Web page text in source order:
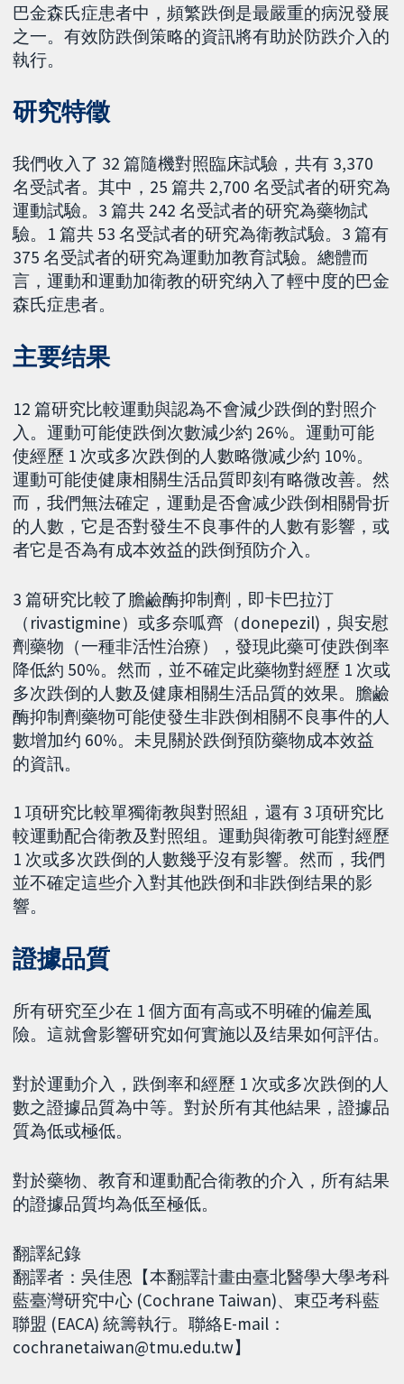
巴金森氏症患者中，頻繁跌倒是最嚴重的病況發展
之一。有效防跌倒策略的資訊將有助於防跌介入的
執行。
研究特徵
我們收入了 32 篇隨機對照臨床試驗，共有 3,370
名受試者。其中，25 篇共 2,700 名受試者的研究為
運動試驗。3 篇共 242 名受試者的研究為藥物試
驗。1 篇共 53 名受試者的研究為衛教試驗。3 篇有
375 名受試者的研究為運動加教育試驗。總體而
言，運動和運動加衛教的研究纳入了輕中度的巴金
森氏症患者。
主要结果
12 篇研究比較運動與認為不會減少跌倒的對照介
入。運動可能使跌倒次數減少約 26%。運動可能
使經歷 1 次或多次跌倒的人數略微减少約 10%。
運動可能使健康相關生活品質即刻有略微改善。然
而，我們無法確定，運動是否會减少跌倒相關骨折
的人數，它是否對發生不良事件的人數有影響，或
者它是否為有成本效益的跌倒預防介入。
3 篇研究比較了膽鹼酶抑制劑，即卡巴拉汀
（rivastigmine）或多奈呱齊（donepezil)，與安慰
劑藥物（一種非活性治療），發現此藥可使跌倒率
降低約 50%。然而，並不確定此藥物對經歷 1 次或
多次跌倒的人數及健康相關生活品質的效果。膽鹼
酶抑制劑藥物可能使發生非跌倒相關不良事件的人
數增加约 60%。未見關於跌倒預防藥物成本效益
的資訊。
1 項研究比較單獨衛教與對照組，還有 3 項研究比
較運動配合衛教及對照组。運動與衛教可能對經歷
1 次或多次跌倒的人數幾乎沒有影響。然而，我們
並不確定這些介入對其他跌倒和非跌倒结果的影
響。
證據品質
所有研究至少在 1 個方面有高或不明確的偏差風
險。這就會影響研究如何實施以及结果如何評估。
對於運動介入，跌倒率和經歷 1 次或多次跌倒的人
數之證據品質為中等。對於所有其他結果，證據品
質為低或極低。
對於藥物、教育和運動配合衛教的介入，所有結果
的證據品質均為低至極低。
翻譯紀錄
翻譯者：吳佳恩【本翻譯計畫由臺北醫學大學考科
藍臺灣研究中心 (Cochrane Taiwan)、東亞考科藍
聯盟 (EACA) 統籌執行。聯絡E-mail：
cochranetaiwan@tmu.edu.tw】